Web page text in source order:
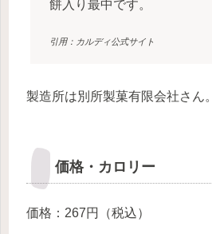
餅入り最中です。
引用：カルディ公式サイト
製造所は別所製菓有限会社さん。
価格・カロリー
価格：267円（税込）